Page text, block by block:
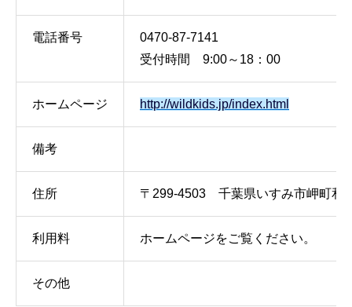
電話番号
0470-87-7141
受付時間 9:00～18：00
ホームページ http://wildkids.jp/index.html
備考
住所 〒299-4503 千葉県いすみ市岬町和
利用料 ホームページをご覧ください。
その他